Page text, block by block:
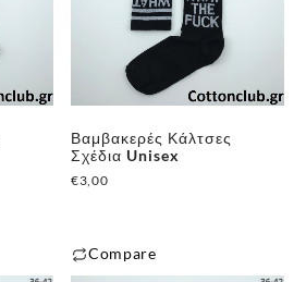
Βαμβακερές Κάλτσες
Σχέδια Unisex
€3,00
Compare